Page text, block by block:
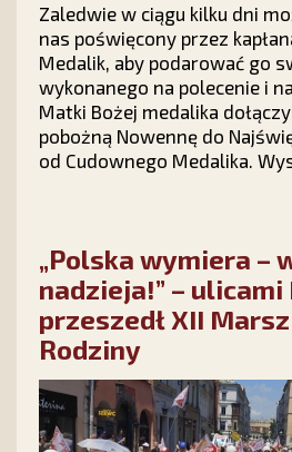
Zaledwie w ciągu kilku dni
nas poświęcony przez
Medalik, aby podarować go
wykonanego na polecenie i
Matki Bożej medalika
pobożną Nowennę do
od Cudownego Medalika.
Stowarzyszenia Ks. Piotra
numer 12 423 44 23, a
Twoje!
„Polska wymiera –
nadzieja!” –
przeszedł XII
Rodziny